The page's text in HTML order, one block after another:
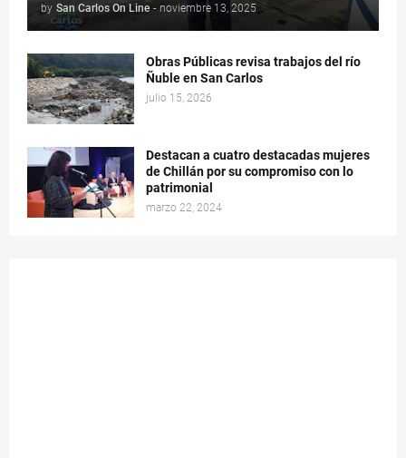
by San Carlos On Line - noviembre 13, 2025
Obras Públicas revisa trabajos del río
Ñuble en San Carlos
julio 15, 2026
Destacan a cuatro destacadas mujeres
de Chillán por su compromiso con lo
patrimonial
marzo 22, 2024